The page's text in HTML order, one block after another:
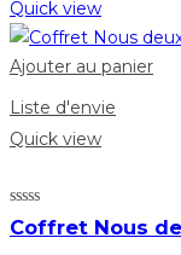
Quick view
Ajouter au panier
Liste d'envie
Quick view
Coffret Nous